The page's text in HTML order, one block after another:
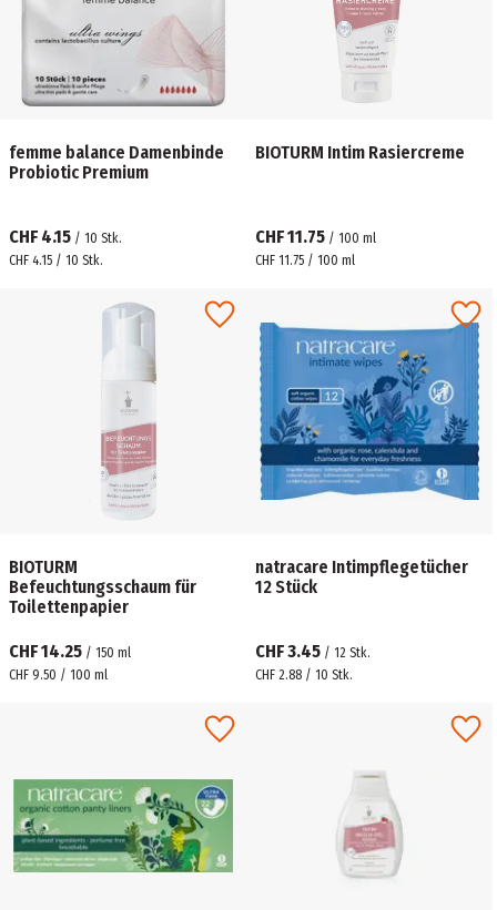
femme balance Damenbinde
Probiotic Premium
CHF 4.15 / 10 Stk.
CHF 4.15 / 10 Stk.
BIOTURM Intim Rasiercreme
CHF 11.75 / 100 ml
CHF 11.75 / 100 ml
BIOTURM
Befeuchtungsschaum für
Toilettenpapier
CHF 14.25 / 150 ml
CHF 9.50 / 100 ml
natracare Intimpflegetücher
12 Stück
CHF 3.45 / 12 Stk.
CHF 2.88 / 10 Stk.